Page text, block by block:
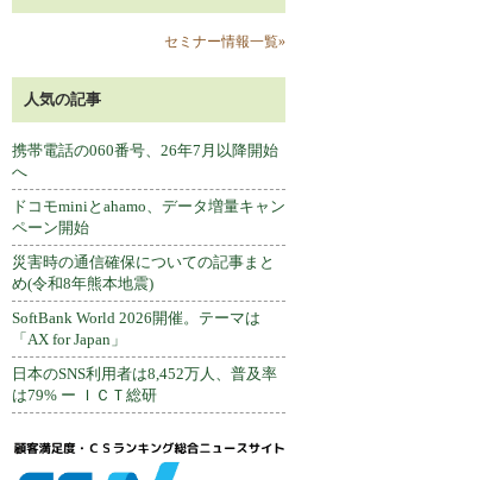
セミナー情報一覧»
人気の記事
携帯電話の060番号、26年7月以降開始
へ
ドコモminiとahamo、データ増量キャン
ペーン開始
災害時の通信確保についての記事まと
め(令和8年熊本地震)
SoftBank World 2026開催。テーマは
「AX for Japan」
日本のSNS利用者は8,452万人、普及率
は79% ー ＩＣＴ総研